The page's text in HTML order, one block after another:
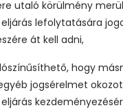
utaló körülmény
lefolytatására
át kell adni,
hogy
jogsérelmet